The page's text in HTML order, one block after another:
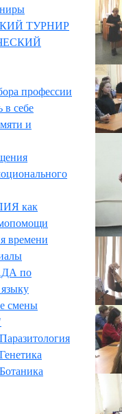
ТУРНИР
профессии
в себе
и
как
времени
по
смены